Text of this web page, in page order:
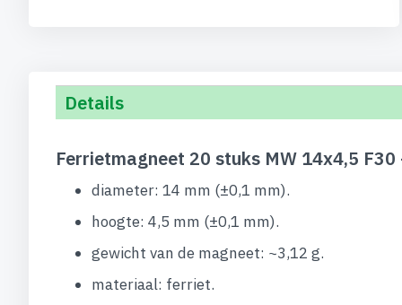
Details
Ferrietmagneet 20 stuks MW 14x4,5
diameter: 14 mm (±0,1 mm).
hoogte: 4,5 mm (±0,1 mm).
gewicht van de magneet: ~3,12 g.
materiaal: ferriet.